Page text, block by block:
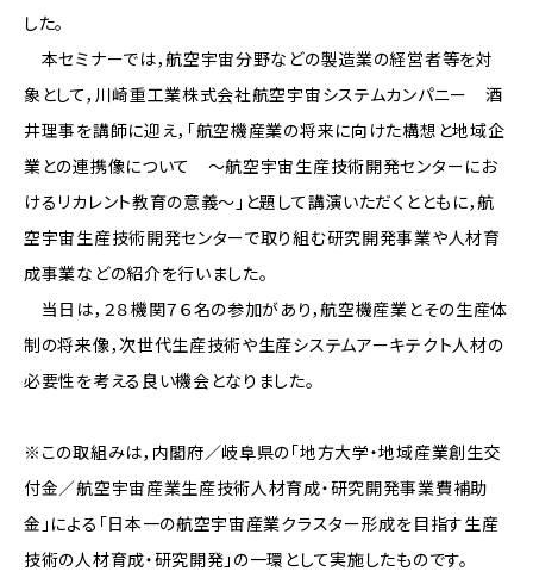
した。
本セミナーでは，航空宇宙分野などの製造業の経営者等を対
象として，川崎重工業株式会社航空宇宙システムカンパニー 酒
井理事を講師に迎え，「航空機産業の将来に向けた構想と地域企
業との連携像について ～航空宇宙生産技術開発センターにお
けるリカレント教育の意義～」と題して講演いただくとともに，航
空宇宙生産技術開発センターで取り組む研究開発事業や人材育
成事業などの紹介を行いました。
当日は，２８機関７６名の参加があり，航空機産業とその生産体
制の将来像，次世代生産技術や生産システムアーキテクト人材の
必要性を考える良い機会となりました。
※この取組みは，内閣府／岐阜県の「地方大学・地域産業創生交
付金／航空宇宙産業生産技術人材育成・研究開発事業費補助
金」による「日本一の航空宇宙産業クラスター形成を目指す生産
技術の人材育成・研究開発」の一環として実施したものです。